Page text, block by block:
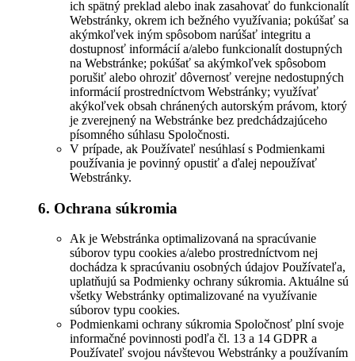
ich spätný preklad alebo inak zasahovať do funkcionalít
Webstránky, okrem ich bežného využívania; pokúšať sa
akýmkoľvek iným spôsobom narúšať integritu a
dostupnosť informácií a/alebo funkcionalít dostupných
na Webstránke; pokúšať sa akýmkoľvek spôsobom
porušiť alebo ohroziť dôvernosť verejne nedostupných
informácií prostredníctvom Webstránky; využívať
akýkoľvek obsah chránených autorským právom, ktorý
je zverejnený na Webstránke bez predchádzajúceho
písomného súhlasu Spoločnosti.
V prípade, ak Používateľ nesúhlasí s Podmienkami
používania je povinný opustiť a ďalej nepoužívať
Webstránky.
6. Ochrana súkromia
Ak je Webstránka optimalizovaná na spracúvanie
súborov typu cookies a/alebo prostredníctvom nej
dochádza k spracúvaniu osobných údajov Používateľa,
uplatňujú sa Podmienky ochrany súkromia. Aktuálne sú
všetky Webstránky optimalizované na využívanie
súborov typu cookies.
Podmienkami ochrany súkromia Spoločnosť plní svoje
informačné povinnosti podľa čl. 13 a 14 GDPR a
Používateľ svojou návštevou Webstránky a používaním